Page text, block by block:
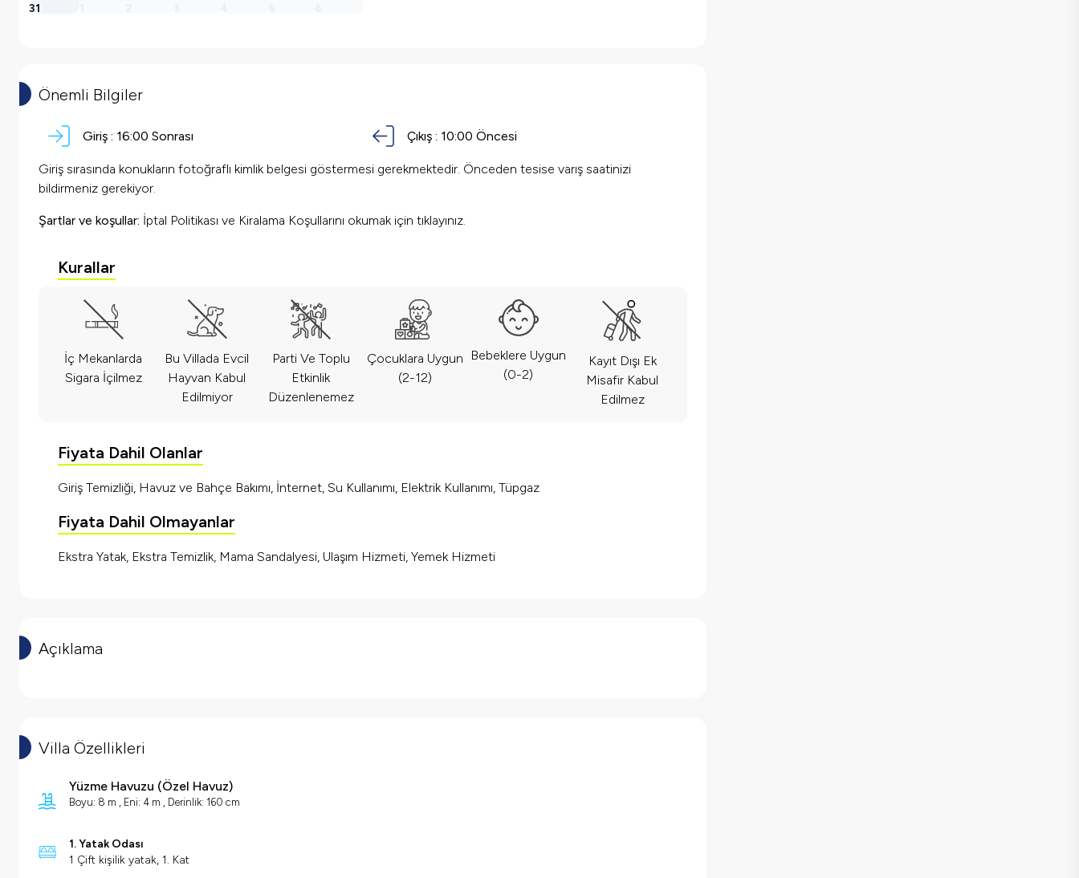
31
Önemli Bilgiler
Giriş : 16:00 Sonrası Çıkış : 10:00 Öncesi
Giriş sırasında konukların fotoğraflı kimlik belgesi göstermesi gerekmektedir. Önceden tesise varış saatinizi
bildirmeniz gerekiyor.
Şartlar ve koşullar: İptal Politikası ve Kiralama Koşullarını okumak için tıklayınız.
Kurallar
İç Mekanlarda
Sigara İçilmez
Bu Villada Evcil
Hayvan Kabul
Edilmiyor
Parti Ve Toplu
Etkinlik
Düzenlenemez
Çocuklara Uygun
(2-12)
Bebeklere Uygun
(0-2)
Kayıt Dışı Ek
Misafir Kabul
Edilmez
Fiyata Dahil Olanlar
Giriş Temizliği, Havuz ve Bahçe Bakımı, İnternet, Su Kullanımı, Elektrik Kullanımı, Tüpgaz
Fiyata Dahil Olmayanlar
Ekstra Yatak, Ekstra Temizlik, Mama Sandalyesi, Ulaşım Hizmeti, Yemek Hizmeti
Açıklama
Villa Özellikleri
Yüzme Havuzu (Özel Havuz)
Boyu: 8 m , Eni: 4 m , Derinlik: 160 cm
1. Yatak Odası
1 Çift kişilik yatak, 1. Kat